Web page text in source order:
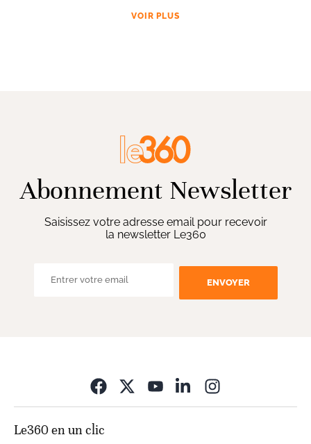
VOIR PLUS
Abonnement Newsletter
Saisissez votre adresse email pour recevoir
la newsletter Le360
ENVOYER
Le360 en un clic